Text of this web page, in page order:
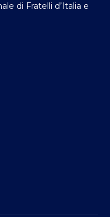
di Fratelli d’Italia e